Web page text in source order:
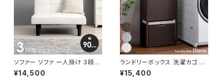
ソファー ソファ 一人掛け 3段階
リクライニング ローソファー 一
人暮らし 新生活 幅90
¥14,500
ランドリーボックス 洗濯カゴ 幅
50 奥行25 高さ80 完成品 新
生活 一人暮らし ランドリー収納
¥15,400